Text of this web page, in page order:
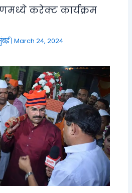
करेक्ट कार्यक्रम
|March 24, 2024